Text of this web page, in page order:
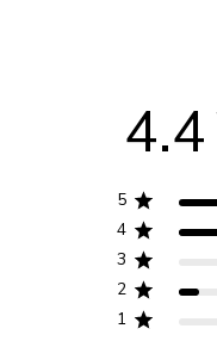
4.4
5
4
3
2
1